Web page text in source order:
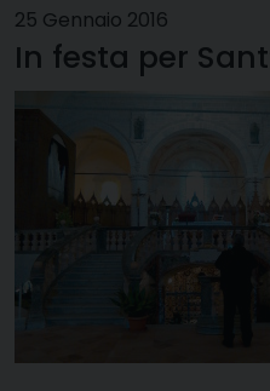
25 Gennaio 2016
In festa per